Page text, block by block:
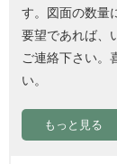
す。図面の数量
要望であれば、
ご連絡下さい。
い。
もっと見る